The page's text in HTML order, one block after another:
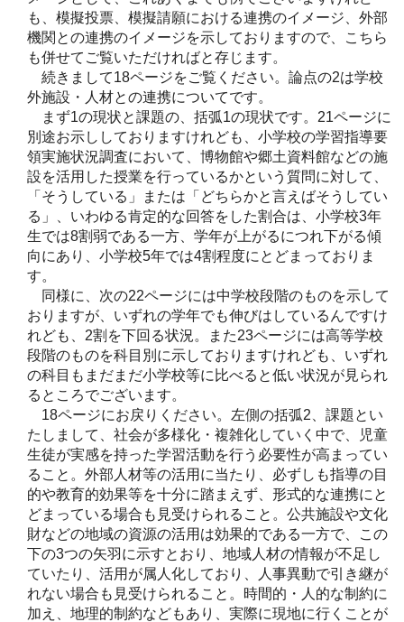
も、模擬投票、模擬請願における連携のイメージ、外部
機関との連携のイメージを示しておりますので、こちら
も併せてご覧いただければと存じます。
続きまして18ページをご覧ください。論点の2は学校
外施設・人材との連携についてです。
まず1の現状と課題の、括弧1の現状です。21ページに
別途お示ししておりますけれども、小学校の学習指導要
領実施状況調査において、博物館や郷土資料館などの施
設を活用した授業を行っているかという質問に対して、
「そうしている」または「どちらかと言えばそうしてい
る」、いわゆる肯定的な回答をした割合は、小学校3年
生では8割弱である一方、学年が上がるにつれ下がる傾
向にあり、小学校5年では4割程度にとどまっておりま
す。
同様に、次の22ページには中学校段階のものを示して
おりますが、いずれの学年でも伸びはしているんですけ
れども、2割を下回る状況。また23ページには高等学校
段階のものを科目別に示しておりますけれども、いずれ
の科目もまだまだ小学校等に比べると低い状況が見られ
るところでございます。
18ページにお戻りください。左側の括弧2、課題とい
たしまして、社会が多様化・複雑化していく中で、児童
生徒が実感を持った学習活動を行う必要性が高まってい
ること。外部人材等の活用に当たり、必ずしも指導の目
的や教育的効果等を十分に踏まえず、形式的な連携にと
どまっている場合も見受けられること。公共施設や文化
財などの地域の資源の活用は効果的である一方で、この
下の3つの矢羽に示すとおり、地域人材の情報が不足し
ていたり、活用が属人化しており、人事異動で引き継が
れない場合も見受けられること。時間的・人的な制約に
加え、地理的制約などもあり、実際に現地に行くことが